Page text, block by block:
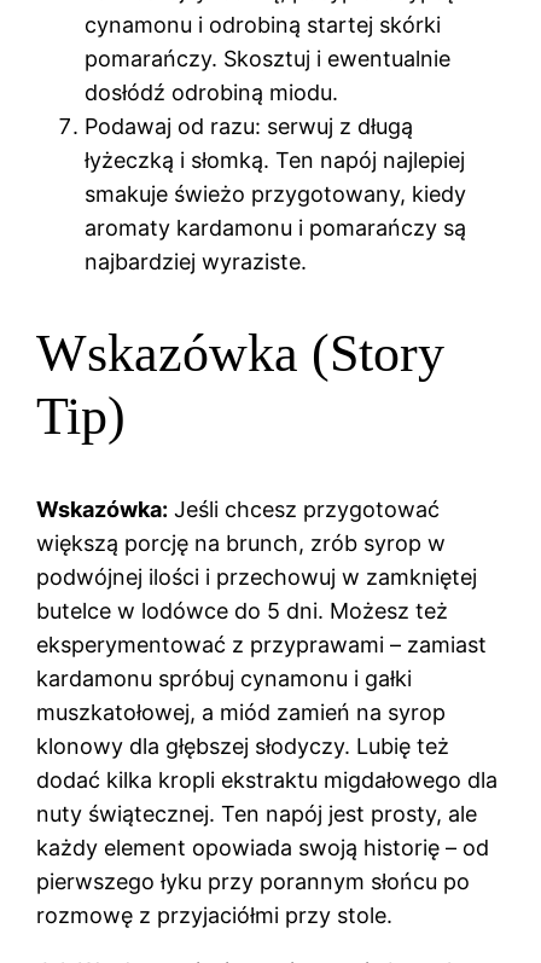
cynamonu i odrobiną startej skórki
pomarańczy. Skosztuj i ewentualnie
dosłódź odrobiną miodu.
Podawaj od razu: serwuj z długą
łyżeczką i słomką. Ten napój najlepiej
smakuje świeżo przygotowany, kiedy
aromaty kardamonu i pomarańczy są
najbardziej wyraziste.
Wskazówka (Story
Tip)
Wskazówka: Jeśli chcesz przygotować
większą porcję na brunch, zrób syrop w
podwójnej ilości i przechowuj w zamkniętej
butelce w lodówce do 5 dni. Możesz też
eksperymentować z przyprawami – zamiast
kardamonu spróbuj cynamonu i gałki
muszkatołowej, a miód zamień na syrop
klonowy dla głębszej słodyczy. Lubię też
dodać kilka kropli ekstraktu migdałowego dla
nuty świątecznej. Ten napój jest prosty, ale
każdy element opowiada swoją historię – od
pierwszego łyku przy porannym słońcu po
rozmowę z przyjaciółmi przy stole.